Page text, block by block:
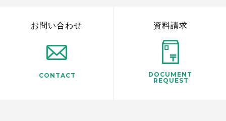
CONTACT
お問い合わせ
DOCUMENT
REQUEST
資料請求